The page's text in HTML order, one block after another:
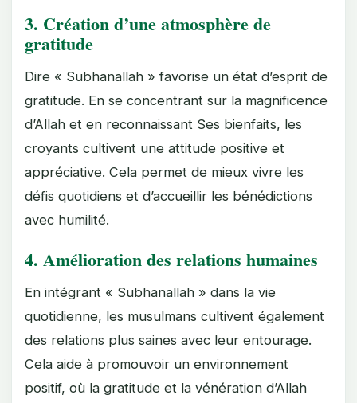
3. Création d’une atmosphère de
gratitude
Dire « Subhanallah » favorise un état d’esprit de
gratitude. En se concentrant sur la magnificence
d’Allah et en reconnaissant Ses bienfaits, les
croyants cultivent une attitude positive et
appréciative. Cela permet de mieux vivre les
défis quotidiens et d’accueillir les bénédictions
avec humilité.
4. Amélioration des relations humaines
En intégrant « Subhanallah » dans la vie
quotidienne, les musulmans cultivent également
des relations plus saines avec leur entourage.
Cela aide à promouvoir un environnement
positif, où la gratitude et la vénération d’Allah